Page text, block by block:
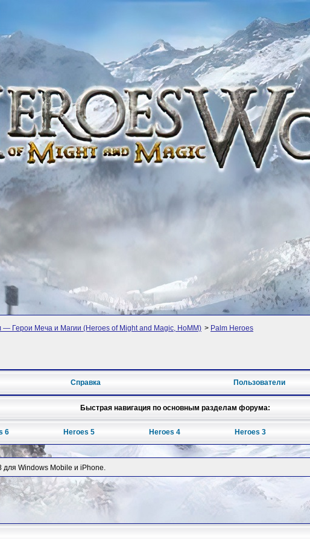
— Герои Меча и Магии (Heroes of Might and Magic, HoMM) > Palm Heroes
Справка Пользователи
Быстрая навигация по основным разделам форума:
6 Heroes 5 Heroes 4 Heroes 3
для Windows Mobile и iPhone.